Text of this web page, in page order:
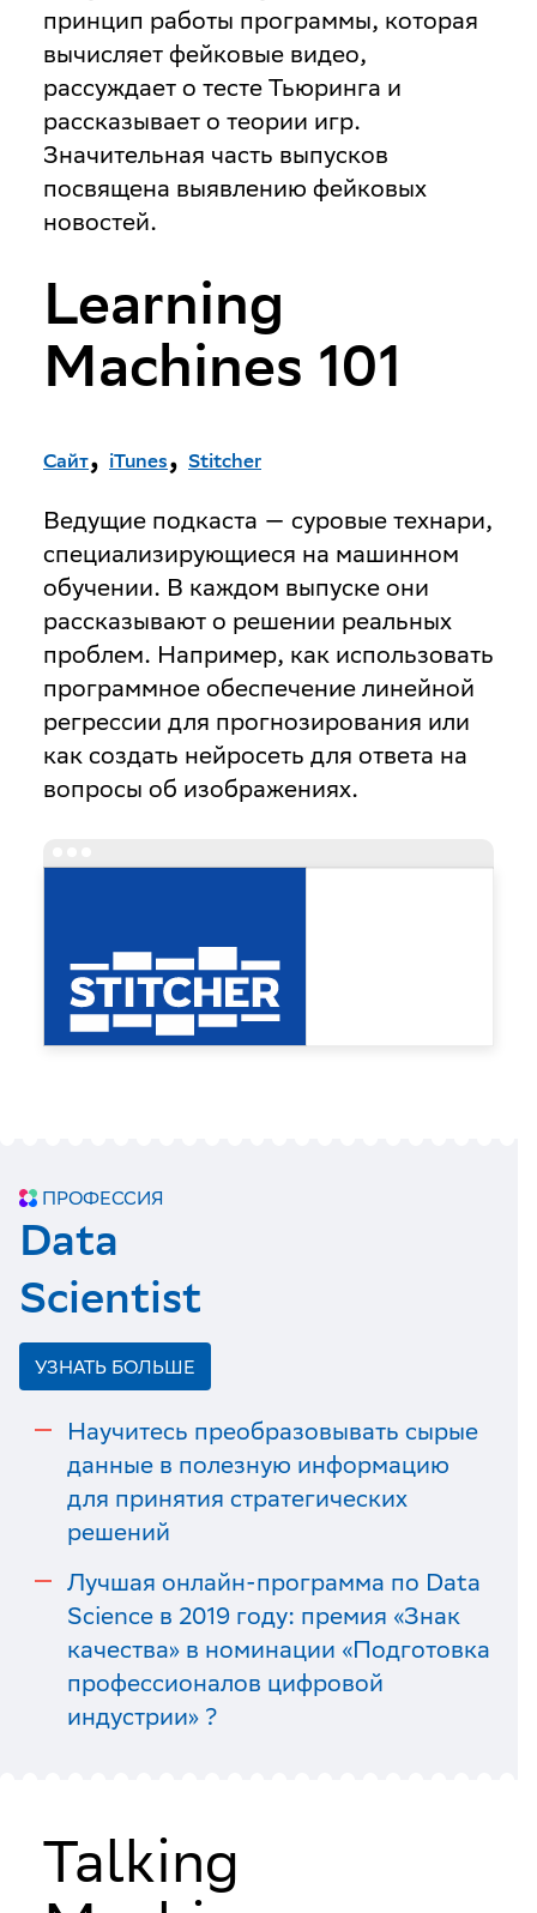
принцип работы программы, которая
вычисляет фейковые видео,
рассуждает о тесте Тьюринга и
рассказывает о теории игр.
Значительная часть выпусков
посвящена выявлению фейковых
новостей.
Learning
Machines 101
Сайт, iTunes, Stitcher
Ведущие подкаста — суровые технари,
специализирующиеся на машинном
обучении. В каждом выпуске они
рассказывают о решении реальных
проблем. Например, как использовать
программное обеспечение линейной
регрессии для прогнозирования или
как создать нейросеть для ответа на
вопросы об изображениях.
ПРОФЕССИЯ
Data
Scientist
УЗНАТЬ БОЛЬШЕ
Научитесь преобразовывать сырые
данные в полезную информацию
для принятия стратегических
решений
Лучшая онлайн-программа по Data
Science в 2019 году: премия «Знак
качества» в номинации «Подготовка
профессионалов цифровой
индустрии» ?
Talking